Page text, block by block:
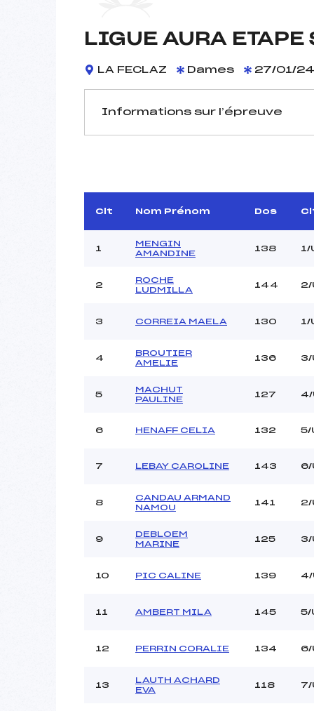
LIGUE AURA ETAPE
LA FECLAZ Dames 27/01/24
Informations sur l’épreuve
D.T Adjoint :
Dir. Epreuve :
Pénalité appliquée :
Catégorie :
Clt Nom Prénom Dos
1
MENGIN
AMANDINE
138 1/
2
ROCHE
LUDMILLA
144 2/
3 CORREIA MAELA 130 1/
4
BROUTIER
AMELIE
136 3/
5
MACHUT
PAULINE
127 4/
6 HENAFF CELIA 132 5/
7 LEBAY CAROLINE 143 6/
8
CANDAU ARMAND
NAMOU
141 2/
9
DEBLOEM
MARINE
125 3/
10 PIC CALINE 139 4/
11 AMBERT MILA 145 5/
12 PERRIN CORALIE 134 6/
13
LAUTH ACHARD
EVA
118 7/